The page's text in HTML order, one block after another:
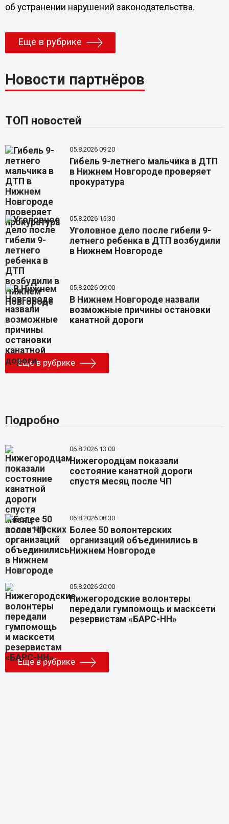
об устранении нарушений законодательства.
Еще в рубрике
Новости партнёров
ТОП новостей
05.8.2026 09:20
Гибель 9-летнего мальчика в ДТП
в Нижнем Новгороде проверяет
прокуратура
05.8.2026 15:30
Уголовное дело после гибели 9-
летнего ребенка в ДТП возбудили
в Нижнем Новгороде
05.8.2026 09:00
В Нижнем Новгороде назвали
возможные причины остановки
канатной дороги
Еще в рубрике
Подробно
06.8.2026 13:00
Нижегородцам показали
состояние канатной дороги
спустя месяц после ЧП
06.8.2026 08:30
Более 50 волонтерских
организаций объединились в
Нижнем Новгороде
05.8.2026 20:00
Нижегородские волонтеры
передали гумпомощь и масксети
резервистам «БАРС-НН»
Еще в рубрике